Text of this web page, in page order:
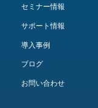
セミナー情報
サポート情報
導入事例
ブログ
お問い合わせ